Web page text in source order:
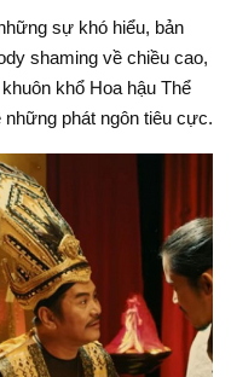
sự khó hiểu, bản
shaming về chiều cao,
khổ Hoa hậu Thể
phát ngôn tiêu cực.